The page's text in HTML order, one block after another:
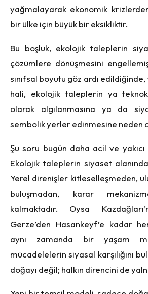
yağmalayarak ekonomik
bir ülke için büyük bir eksikliktir.
Bu boşluk, ekolojik taleplerin
çözümlere dönüşmesini
sınıfsal boyutu göz ardı
hali, ekolojik taleplerin ya
olarak algılanmasına ya da
sembolik yerler edinmesine neden
Şu soru bugün daha acil ve
Ekolojik taleplerin siyaset alanında
Yerel direnişler kitleselleşmeden,
buluşmadan, karar
kalmaktadır. Oysa
Gerze’den Hasankeyf’e kadar
aynı zamanda bir yaşam
mücadelelerin siyasal karşılığını
doğayı değil; halkın direncini de